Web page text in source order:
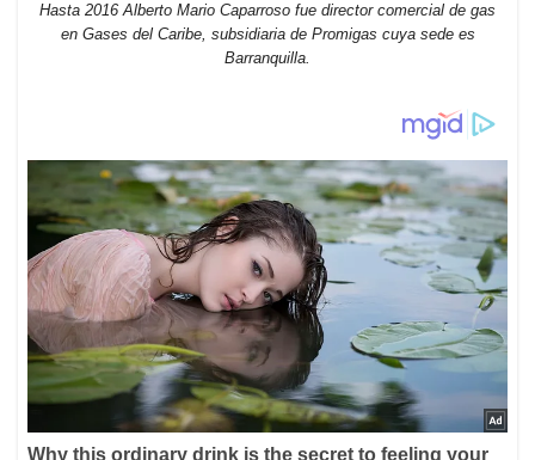
Hasta 2016 Alberto Mario Caparroso fue director comercial de gas
en Gases del Caribe, subsidiaria de Promigas cuya sede es
Barranquilla.